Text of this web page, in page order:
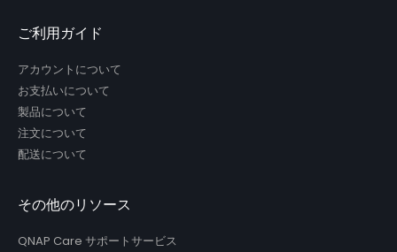
ご利用ガイド
アカウントについて
お支払いについて
製品について
注文について
配送について
その他のリソース
QNAP Care サポートサービス